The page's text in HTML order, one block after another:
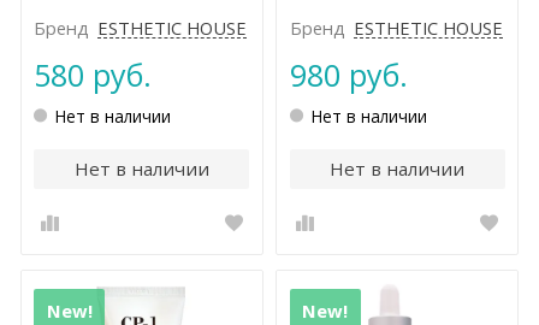
Бренд ESTHETIC HOUSE
580 руб.
Нет в наличии
Нет в наличии
Бренд ESTHETIC HOUSE
980 руб.
Нет в наличии
Нет в наличии
New! New!